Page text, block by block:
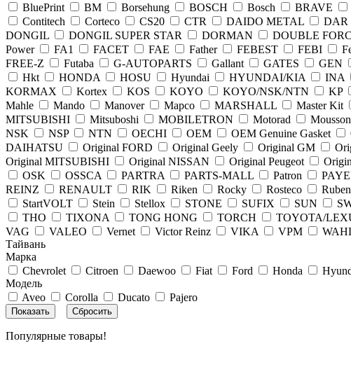
BluePrint
BM Borsehung BOSCH Bosch BRAVE
Contitech
Corteco CS20 CTR DAIDO METAL DAR
DONGIL
DONGIL SUPER STAR DORMAN DOUBLE
Power
FA1 FACET FAE Father FEBEST FEBI
FREE-Z
Futaba G-AUTOPARTS Gallant GATES GEN
Hkt
HONDA HOSU Hyundai HYUNDAI/KIA INA
KORMAX
Kortex KOS KOYO KOYO/NSK/NTN KP
Mahle
Mando Manover Mapco MARSHALL Master Kit
MITSUBISHI
Mitsuboshi MOBILETRON Motorad Mousson
NSK
NSP NTN OECHI OEM OEM Genuine Gasket
DAIHATSU
Original FORD Original Geely Original GM
Original MITSUBISHI
Original NISSAN Original Peugeot
OSK
OSSCA PARTRA PARTS-MALL Patron
REINZ
RENAULT RIK Riken Rocky Rosteco
StartVOLT
Stein Stellox STONE SUFIX SUN
THO
TIXONA TONG HONG TORCH TOYOTA/
VAG
VALEO Vernet Victor Reinz VIKA VPM
Тайвань
Марка
Chevrolet
Citroen Daewoo Fiat Ford Honda
Модель
Aveo
Corolla Ducato Pajero
Популярные товары!